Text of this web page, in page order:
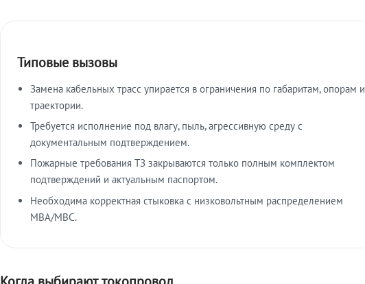
Типовые вызовы
Замена кабельных трасс упирается в ограничения по габаритам, опорам и
траектории.
Требуется исполнение под влагу, пыль, агрессивную среду с
документальным подтверждением.
Пожарные требования ТЗ закрываются только полным комплектом
подтверждений и актуальным паспортом.
Необходима корректная стыковка с низковольтным распределением
МВА/МВС.